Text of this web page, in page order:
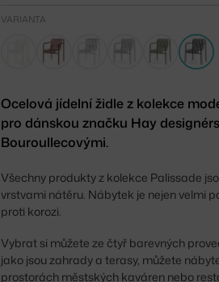
VARIANTA
Ocelová jídelní židle z kolekce
pro dánskou značku Hay
Bouroullecovými.
Všechny produkty z kolekce Palissade
vrstvami nátěru. Nábytek je nejen velmi
proti korozi.
Vybrat si můžete ze čtyř barevných
jako jsou zahrady a terasy, můžete
prostorách městských kaváren nebo